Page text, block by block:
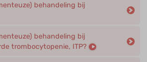
behandeling bij
behandeling bij
trombocytopenie, ITP?